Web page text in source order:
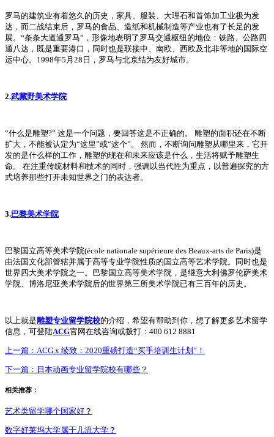
罗马的建筑业有着悠久的历史，家具、服装、大理石和首饰加工业极为发
达，而二战结束后，罗马的食品、造纸和机械制造等产业也有了长足的发
展。“条条大道通罗马”，形像地表明了罗马交通枢纽的地位：铁路、公路四
通八达，既是重要港口，同时也是联接中、南欧、西欧及北非等地的国际空
运中心。1998年5月28日，罗马与北京结为友好城市。
2.武藏野美术学院
“什么是雕塑?” 这是一个问题，要回答这是不正确的。 雕塑的面积还在不断
扩大，不能被认定为“这里”或“这个”。 然而，不断询问雕塑从哪里来，它开
发的是什么样的工作，雕塑的现在和未来应该是什么，生活将赋予雕塑生
命。 在注重传统材料和技术的同时，强调以当代性为重点，以普遍探究的方
式培养那些打开未知世界之门的表达者。
3.巴黎美术学院
巴黎国立高等美术学院(école nationale supérieure des Beaux-arts de Paris)是
由法国文化部管辖并属于高等专业学院性质的国立高等艺术学院。同时也是
世界四大美术学院之一。巴黎国立高等美术学院，是继意大利佛罗伦萨美术
学院、博洛尼亚美术学院后的世界第三所美术学院已有三百年的历史。
以上就是 雕塑专业留学院校的介绍，希望有帮助到你，想了解更多艺术留学
信息，可登陆ACG官网在线咨询或拨打：400 612 8881
上一篇： ACG x 绫致：2020重磅打造“买手培训生计划”！
下一篇： 日本动画专业留学院校有哪些？
相关推荐：
艺术类留学哪个国家好？
数字好莱坞大学属于几流大学？